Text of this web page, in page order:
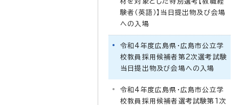
験者（英語）】当日提出物及び会場
への入場
令和4年度広島県・広島市公立学
校教員採用候補者第2次選考試験
当日提出物及び会場への入場
令和4年度広島県・広島市公立学
校教員採用候補者選考試験第1次